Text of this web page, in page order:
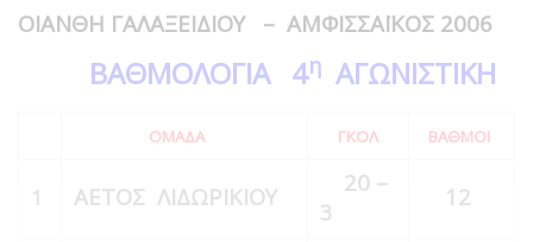
ΟΙΑΝΘΗ ΓΑΛΑΞΕΙΔΙΟΥ – ΑΜΦΙΣΣΑΪΚΟΣ 2006
ΒΑΘΜΟΛΟΓΙΑ 4η ΑΓΩΝΙΣΤΙΚΗ
ΟΜΑΔΑ ΓΚΟΛ ΒΑΘΜΟΙ
1 ΑΕΤΟΣ ΛΙΔΩΡΙΚΙΟΥ
20 –
3
12